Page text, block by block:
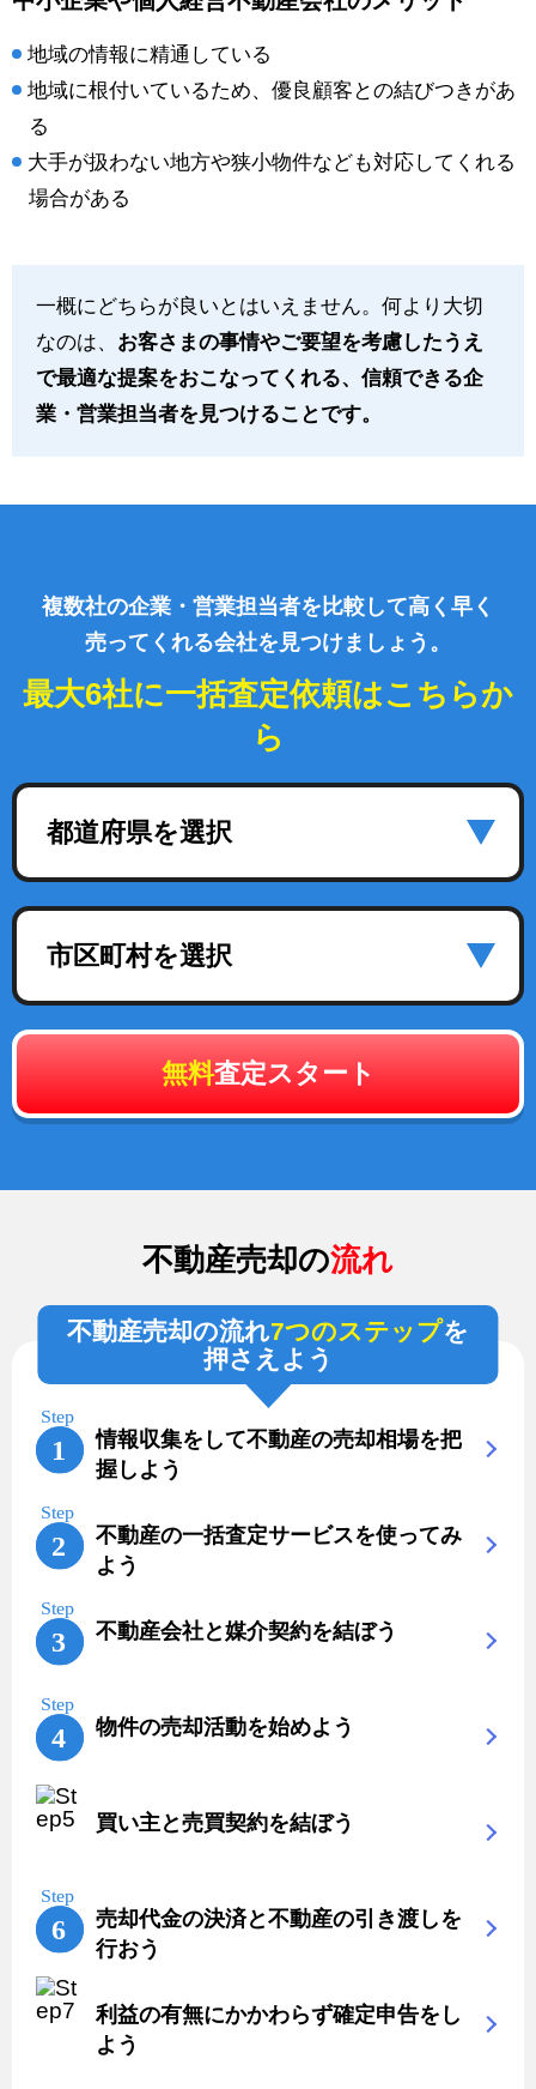
地域の情報に精通している
地域に根付いているため、優良顧客との結びつきがあ
る
大手が扱わない地方や狭小物件なども対応してくれる
場合がある
一概にどちらが良いとはいえません。何より大切
なのは、 お客さまの事情やご要望を考慮したうえ
で最適な提案をおこなってくれる、信頼できる企
業・営業担当者を見つけることです。
複数社の企業・営業担当者を比較して高く早く
売ってくれる会社を見つけましょう。
最大6社に一括査定依頼はこちらか
ら
都道府県を選択
市区町村を選択
無料査定スタート
不動産売却の流れ
不動産売却の流れ7つのステップを
押さえよう
情報収集をして不動産の売却相場を把
握しよう
不動産の一括査定サービスを使ってみ
よう
不動産会社と媒介契約を結ぼう
物件の売却活動を始めよう
買い主と売買契約を結ぼう
売却代金の決済と不動産の引き渡しを
行おう
利益の有無にかかわらず確定申告をし
よう